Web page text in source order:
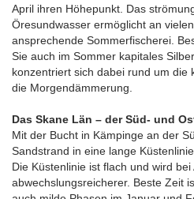
April ihren Höhepunkt. Das
Öresundwasser ermöglicht an
ansprechende Sommerfischerei.
Sie auch im Sommer kapitales
konzentriert sich dabei rund um die
die Morgendämmerung.
Das Skane Län – der Süd- und
Mit der Bucht in Kämpinge an der
Sandstrand in eine lange
Die Küstenlinie ist flach und wird
abwechslungsreicherer. Beste Zeit